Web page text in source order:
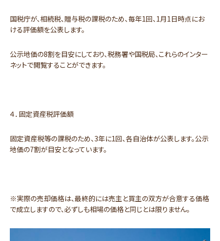
国税庁が、相続税、贈与税の課税のため、毎年1回、1月1日時点にお
ける評価額を公表します。
公示地価の8割を目安にしており、税務署や国税局、これらのインター
ネットで閲覧することができます。
４．固定資産税評価額
固定資産税等の課税のため、3年に1回、各自治体が公表します。公示
地価の7割が目安となっています。
※実際の売却価格は、最終的には売主と買主の双方が合意する価格
で成立しますので、必ずしも相場の価格と同じとは限りません。